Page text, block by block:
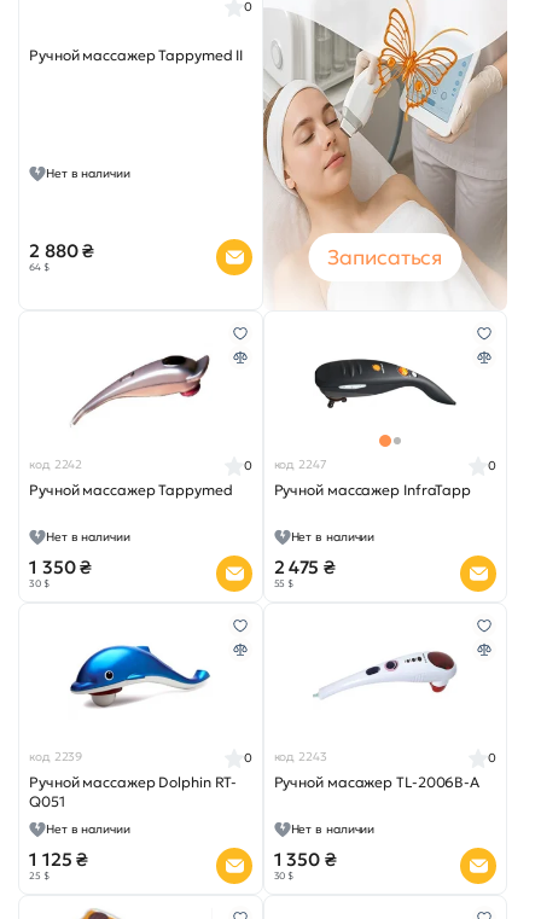
Ручной массажер Tappymed II
0
Нет в наличии
2 880 ₴
64 $ Записаться
код 2242
Ручной массажер Tappymed
0
Нет в наличии
1 350 ₴
30 $
код 2247
Ручной массажер InfraTapp
0
Нет в наличии
2 475 ₴
55 $
код 2239
Ручной массажер Dolphin RT-
Q051
0
Нет в наличии
1 125 ₴
25 $
код 2243
Ручной масажер TL-2006B-A
0
Нет в наличии
1 350 ₴
30 $